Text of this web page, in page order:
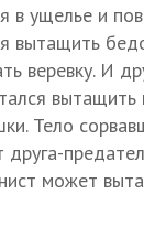
ущелье и
вытащить
веревку. И
вытащить
Тело
может